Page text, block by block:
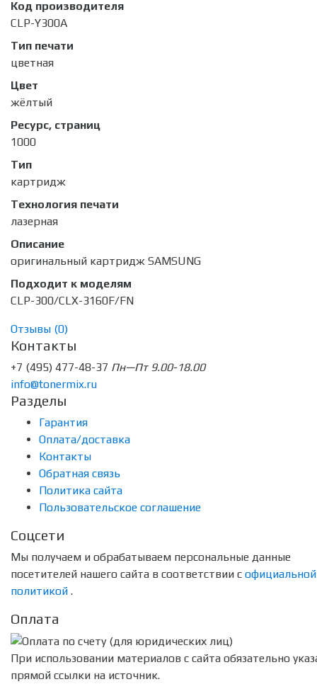
Код производителя
CLP-Y300A
Тип печати
цветная
Цвет
жёлтый
Ресурс, страниц
1000
Тип
картридж
Технология печати
лазерная
Описание
оригинальный картридж SAMSUNG
Подходит к моделям
CLP-300/CLX-3160F/FN
Отзывы (0)
Контакты
+7 (495) 477-48-37 Пн—Пт 9.00-18.00
info@tonermix.ru
Разделы
Гарантия
Оплата/доставка
Контакты
Обратная связь
Политика сайта
Пользовательское соглашение
Соцсети
Мы получаем и обрабатываем персональные данные
посетителей нашего сайта в соответствии с официальной
политикой .
Оплата
При использовании материалов с сайта обязательно
прямой ссылки на источник.